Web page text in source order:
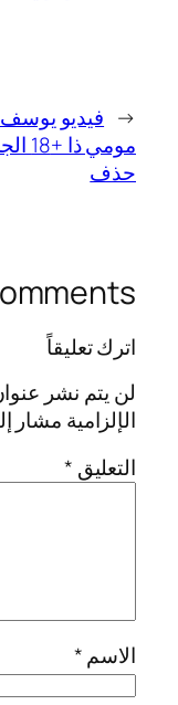
← فيديو
مومي
حذف
اترك تعليقاً
لن يتم نشر
الإلزامية مشار
التعليق *
الاسم*